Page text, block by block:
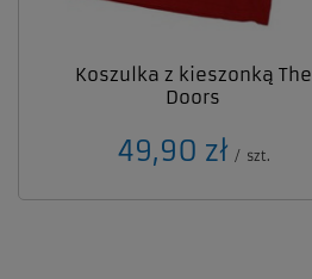
Koszulka z kieszonką The
Doors
49,90 zł / szt.